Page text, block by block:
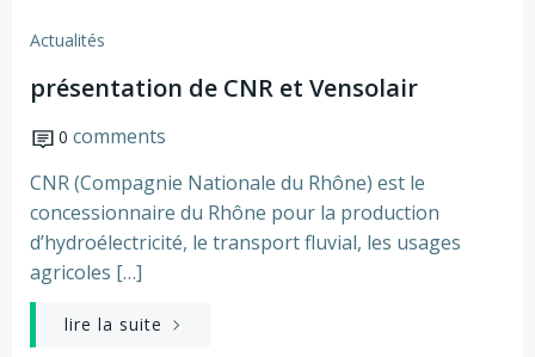
Actualités
présentation de CNR et Vensolair
0 comments
CNR (Compagnie Nationale du Rhône) est le
concessionnaire du Rhône pour la production
d’hydroélectricité, le transport fluvial, les usages
agricoles […]
lire la suite